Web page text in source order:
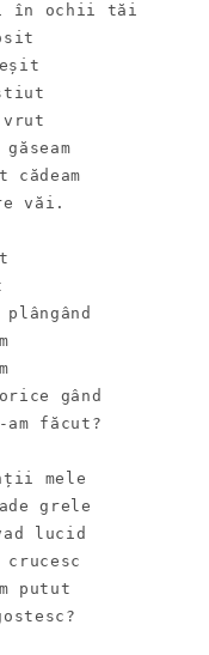
în ochii tăi
vrut
văi.
gând
făcut?
mele
grele
lucid
putut